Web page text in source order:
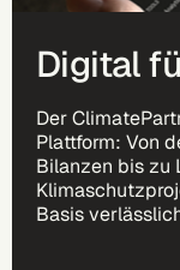
Digital
Der
Plattform: Von
Bilanzen bis zu
Basis